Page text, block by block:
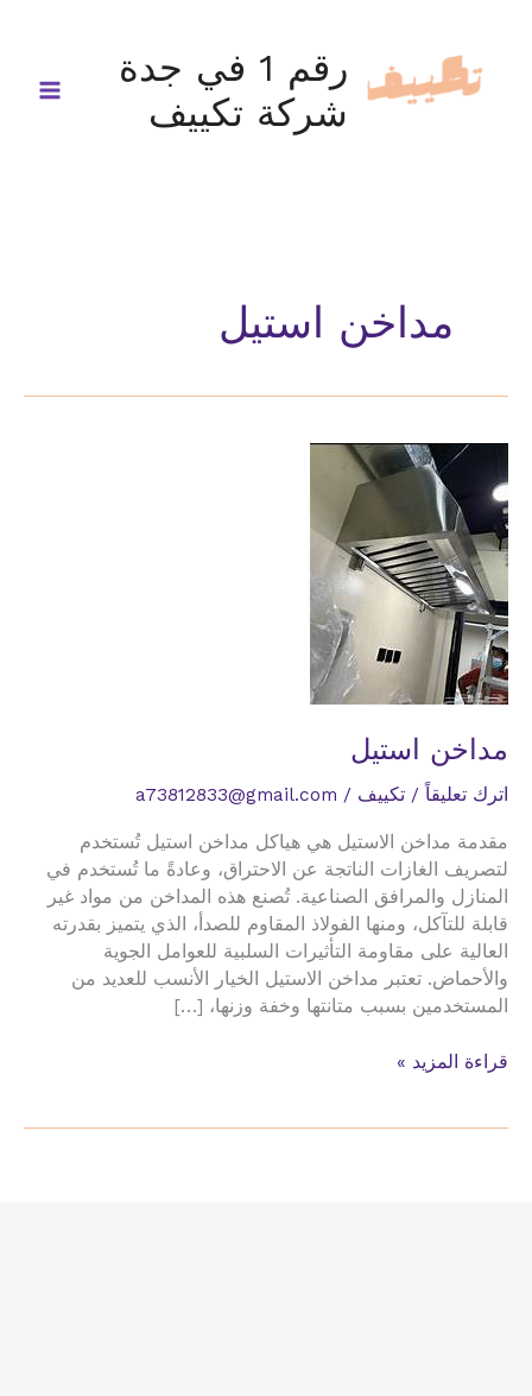
المحتوى
رقم 1 في جدة
شركة تكييف
مداخن استيل
مداخن استيل
اترك تعليقاً / تكييف /
a73812833@gmail.com
مقدمة مداخن الاستيل هي هياكل مداخن استيل تُستخدم
لتصريف الغازات الناتجة عن الاحتراق، وعادةً ما تُستخدم في
المنازل والمرافق الصناعية. تُصنع هذه المداخن من مواد غير
قابلة للتآكل، ومنها الفولاذ المقاوم للصدأ، الذي يتميز بقدرته
العالية على مقاومة التأثيرات السلبية للعوامل الجوية
والأحماض. تعتبر مداخن الاستيل الخيار الأنسب للعديد من
المستخدمين بسبب متانتها وخفة وزنها، […]
مداخن
قراءة المزيد »